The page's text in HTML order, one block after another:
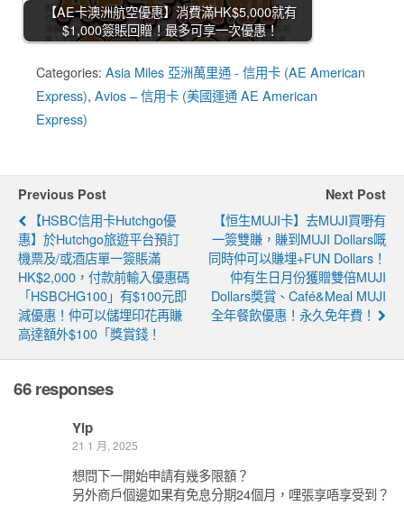
【AE卡澳洲航空優惠】消費滿HK$5,000就有
$1,000簽賬回贈！最多可享一次優惠！
Categories: Asia Miles 亞洲萬里通 - 信用卡 (AE American
Express), Avios – 信用卡 (美國運通 AE American
Express)
Previous Post
【HSBC信用卡hutchgo優
惠】於hutchgo旅遊平台預訂
機票及/或酒店單一簽賬滿
HK$2,000，付款前輸入優惠碼
「HSBCHG100」有$100元即
減優惠！仲可以儲埋印花再賺
高達額外$100「獎賞錢！
Next Post
【恒生MUJI卡】去MUJI買嘢有
一簽雙賺，賺到MUJI Dollars嘅
同時仲可以賺埋+FUN Dollars！
仲有生日月份獲贈雙倍MUJI
Dollars奬賞、Café&Meal MUJI
全年餐飲優惠！永久免年費！
66 responses
Yip
21 1 月, 2025
想問下一開始申請有幾多限額？
另外商戶個邊如果有免息分期24個月，哩張享唔享受到？